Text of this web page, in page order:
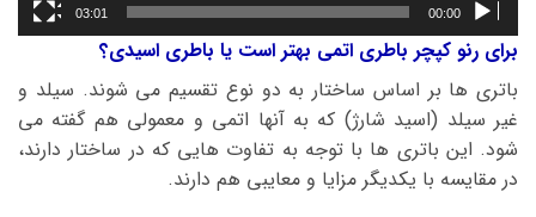
00:00
03:01
برای رنو کپچر باطری اتمی بهتر است یا باطری اسیدی؟
باتری ها بر اساس ساختار به دو نوع تقسیم می شوند. سیلد و
غیر سیلد (اسید شارژ) که به آنها اتمی و معمولی هم گفته می
شود. این باتری ها با توجه به تفاوت هایی که در ساختار دارند،
در مقایسه با یکدیگر مزایا و معایبی هم دارند.